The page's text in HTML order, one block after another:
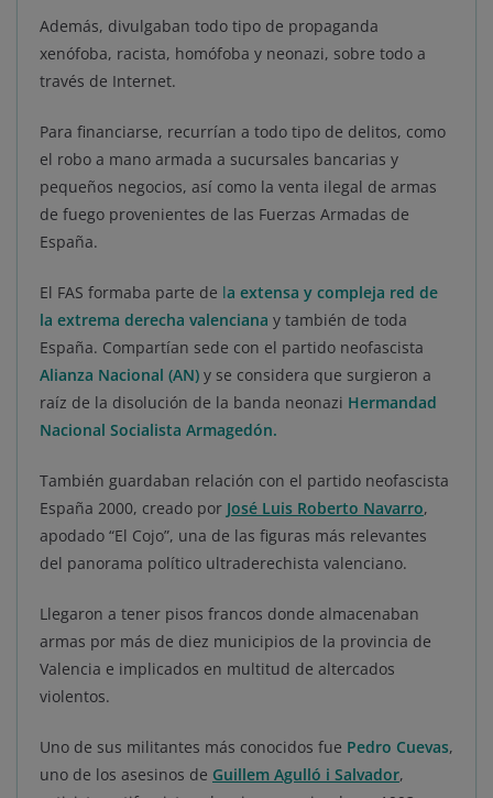
Además, divulgaban todo tipo de propaganda
xenófoba, racista, homófoba y neonazi, sobre todo a
través de Internet.
Para financiarse, recurrían a todo tipo de delitos, como
el robo a mano armada a sucursales bancarias y
pequeños negocios, así como la venta ilegal de armas
de fuego provenientes de las Fuerzas Armadas de
España.
El FAS formaba parte de la extensa y compleja red de
la extrema derecha valenciana y también de toda
España. Compartían sede con el partido neofascista
Alianza Nacional (AN) y se considera que surgieron a
raíz de la disolución de la banda neonazi Hermandad
Nacional Socialista Armagedón.
También guardaban relación con el partido neofascista
España 2000, creado por José Luis Roberto Navarro,
apodado “El Cojo”, una de las figuras más relevantes
del panorama político ultraderechista valenciano.
Llegaron a tener pisos francos donde almacenaban
armas por más de diez municipios de la provincia de
Valencia e implicados en multitud de altercados
violentos.
Uno de sus militantes más conocidos fue Pedro Cuevas,
uno de los asesinos de Guillem Agulló i Salvador,